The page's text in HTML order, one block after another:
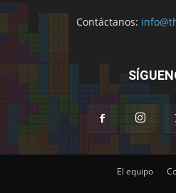
Contáctanos:
El equipo